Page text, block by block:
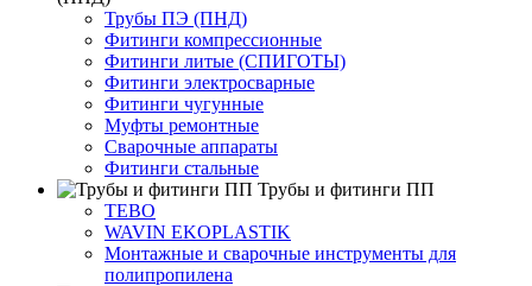
Трубы ПЭ (ПНД)
Фитинги компрессионные
Фитинги литые (СПИГОТЫ)
Фитинги электросварные
Фитинги чугунные
Муфты ремонтные
Сварочные аппараты
Фитинги стальные
Трубы и фитинги ПП
TEBO
WAVIN EKOPLASTIK
Монтажные и сварочные инструменты для
полипропилена